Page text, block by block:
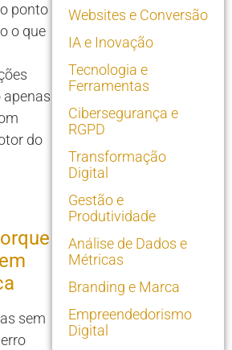
ponto
o que
do
sem
Websites e Conversão
IA e Inovação
Tecnologia e
Ferramentas
Cibersegurança e
RGPD
Transformação
Digital
Gestão e
Produtividade
Análise de Dados e
Métricas
Branding e Marca
Empreendedorismo
Digital